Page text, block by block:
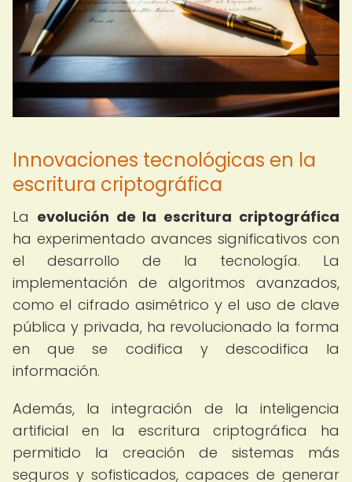
Innovaciones tecnológicas en la
escritura criptográfica
La evolución de la escritura criptográfica
ha experimentado avances significativos con
el desarrollo de la tecnología. La
implementación de algoritmos avanzados,
como el cifrado asimétrico y el uso de clave
pública y privada, ha revolucionado la forma
en que se codifica y descodifica la
información.
Además, la integración de la inteligencia
artificial en la escritura criptográfica ha
permitido la creación de sistemas más
seguros y sofisticados, capaces de generar